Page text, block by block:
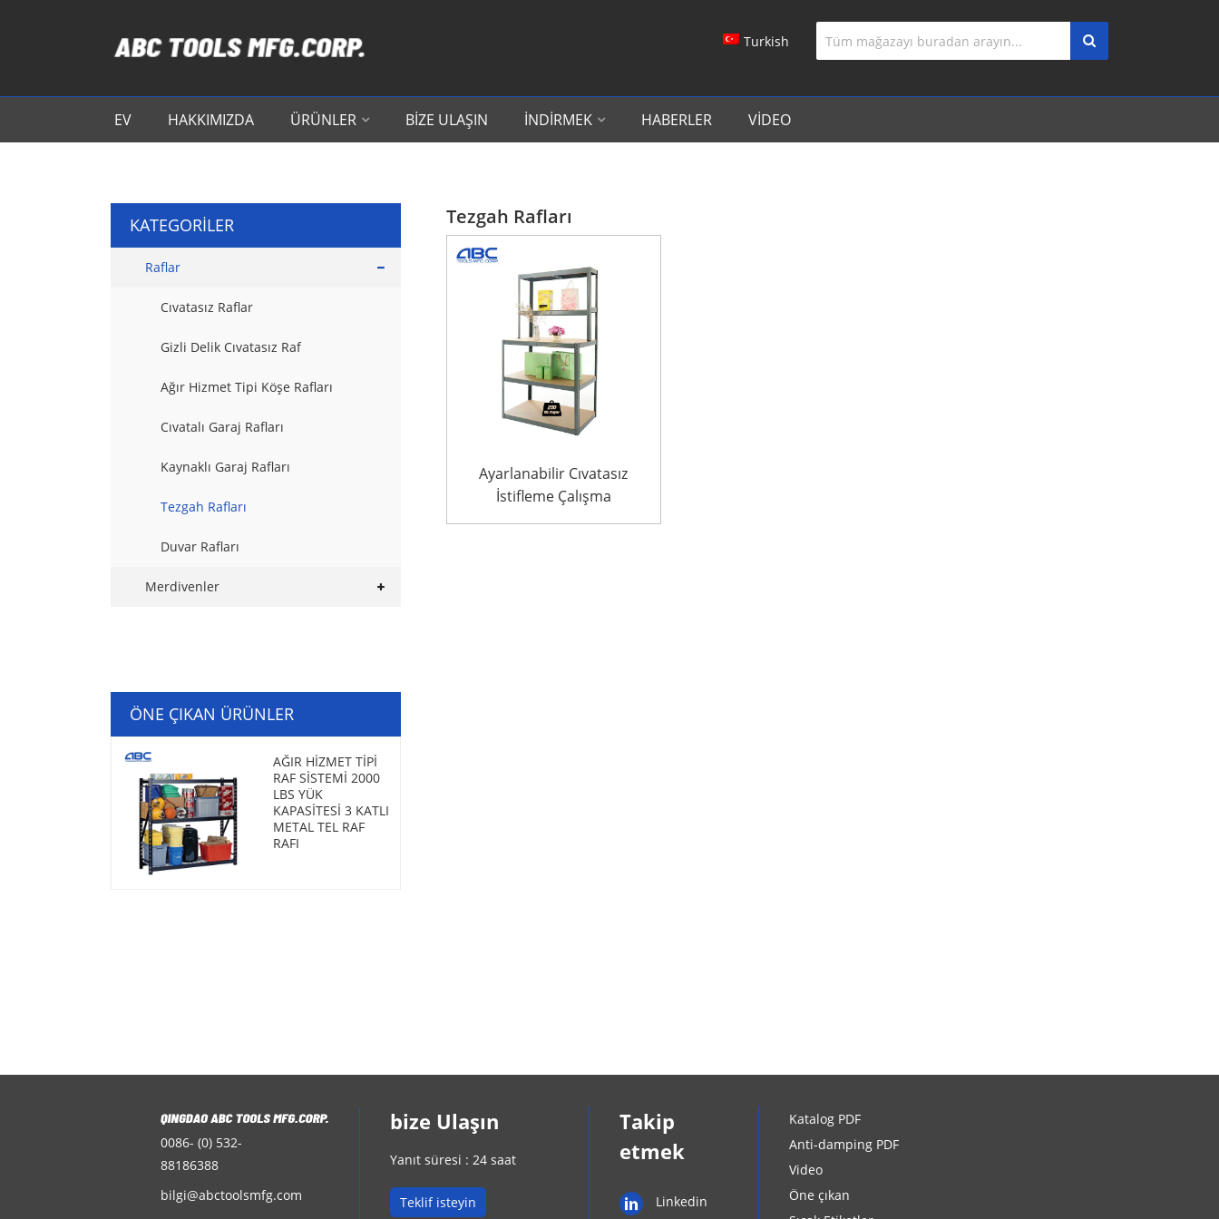
Turkish
EV HAKKIMIZDA ÜRÜNLER BIZE ULAŞIN İNDIRMEK HABERLER VIDEO
KATEGORILER
Raflar
Cıvatasız Raflar
Gizli Delik Cıvatasız Raf
Ağır Hizmet Tipi Köşe Rafları
Cıvatalı Garaj Rafları
Kaynaklı Garaj Rafları
Tezgah Rafları
Duvar Rafları
Merdivenler
ÖNE ÇIKAN ÜRÜNLER
AĞIR HIZMET TIPI
RAF SISTEMI 2000
LBS YÜK
KAPASITESI 3 KATLI
METAL TEL RAF
RAFI
Tezgah Rafları
Ayarlanabilir Cıvatasız
İstifleme Çalışma
Tezgahı Metal Çelik Raf
0086- (0) 532-
88186388
bilgi@abctoolsmfg.com
bize Ulaşın
Yanıt süresi : 24 saat
Teklif isteyin
Takip
etmek
Linkedin
Katalog PDF
Anti-damping PDF
Video
Öne çıkan